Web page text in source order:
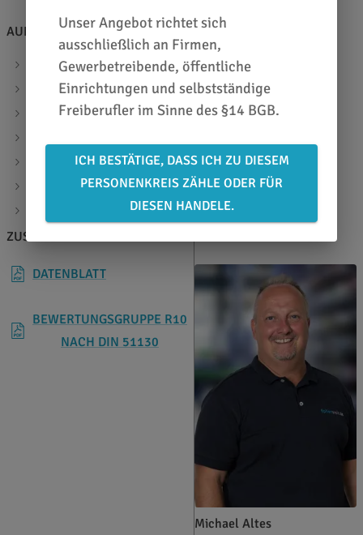
AUF EINEN BLICK
Spezial Laminat aus PVC
mit geprägter, rutsch- und abriebfester Oberfläche
UV-Schutz und Schutz vor mechanischer Belastung
höchste Belastbarkeit und lange Haltbarkeit
entspricht DIN V 18032-2
Materialstärke: 170µ
ZUSATZINFOS
DATENBLATT
BEWERTUNGSGRUPPE R10
NACH DIN 51130
Michael Altes
Unser Angebot richtet sich
ausschließlich an Firmen,
Gewerbetreibende, öffentliche
Einrichtungen und selbstständige
Freiberufler im Sinne des §14 BGB.
ICH BESTÄTIGE, DASS ICH ZU DIESEM
PERSONENKREIS ZÄHLE ODER FÜR
DIESEN HANDELE.